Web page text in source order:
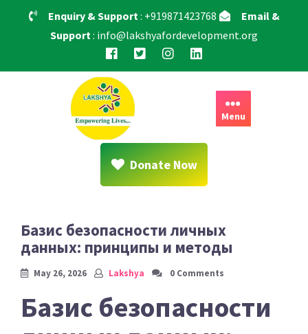
Enquiry & Support: +919871423768
Email &
Support: info@lakshyafordevelopment.org
Menu
Donate Now
Базис безопасности личных
данных: принципы и методы
May 26, 2026 Lakshya 0 Comments
Базис безопасности